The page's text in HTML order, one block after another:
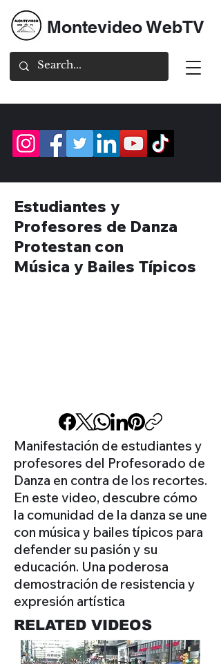
Montevideo WebTV
Estudiantes y
Profesores de Danza
Protestan con
Música y Bailes Típicos
Manifestación de estudiantes y
profesores del Profesorado de
Danza en contra de los recortes.
En este video, descubre cómo
la comunidad de la danza se une
con música y bailes típicos para
defender su pasión y su
educación. Una poderosa
demostración de resistencia y
expresión artística
RELATED VIDEOS